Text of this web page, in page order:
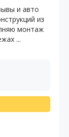
и авто
из
монтаж
...